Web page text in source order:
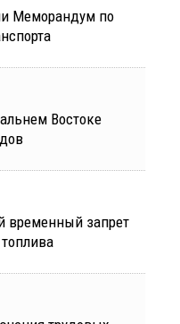
Меморандум по
Востоке
временный запрет